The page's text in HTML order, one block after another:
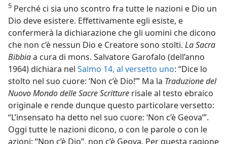
5 Perché ci sia uno scontro fra tutte le nazioni e Dio un
Dio deve esistere. Effettivamente egli esiste, e
confermerà la dichiarazione che gli uomini che dicono
che non c’è nessun Dio e Creatore sono stolti. La Sacra
Bibbiaa cura di mons. Salvatore Garofalo (dell’anno
1964) dichiara nel Salmo 14, al versetto uno: “Dice lo
stolto nel suo cuore: ‘Non c’è Dio!’” Ma la Traduzione del
Nuovo Mondo delle Sacre Scritture risale al testo ebraico
originale e rende dunque questo particolare versetto:
“L’insensato ha detto nel suo cuore: ‘Non c’è Geova’”.
Oggi tutte le nazioni dicono, o con le parole o con le
azioni: “Non c’è Dio”, non c’è Geova. Per questa ragione